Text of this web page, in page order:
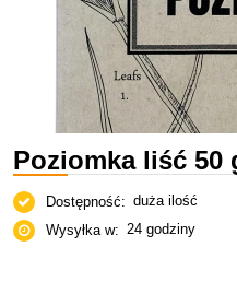
Poziomka liść 50
Dostępność: duża ilość
Wysyłka w: 24 godziny